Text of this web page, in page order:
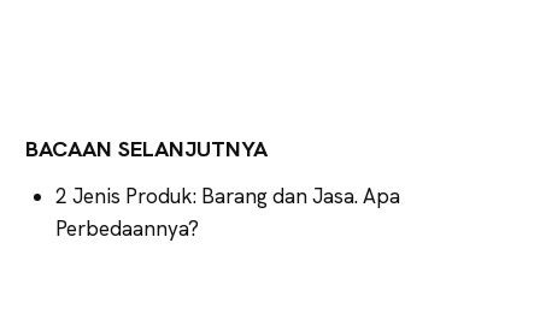
BACAAN SELANJUTNYA
2 Jenis Produk: Barang dan Jasa. Apa
Perbedaannya?